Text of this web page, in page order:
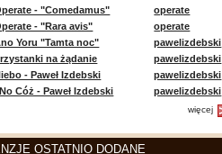
- "Comedamus"
operate
- "Rara avis"
operate
Yoru "Tamta noc"
pawelizdebski
na żądanie
pawelizdebski
- Paweł Izdebski
pawelizdebski
No Cóż - Paweł Izdebski pawelizdebski
więcej
OSTATNIO DODANE